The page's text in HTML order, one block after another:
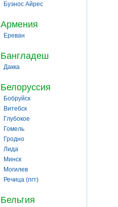
Буэнос Айрес
Армения
Ереван
Бангладеш
Дакка
Белоруссия
Бобруйск
Витебск
Глубокое
Гомель
Гродно
Лида
Минск
Могилев
Речица (пгт)
Бельгия